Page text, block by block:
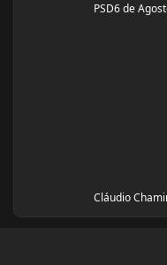
PSD6 de
Cláudio